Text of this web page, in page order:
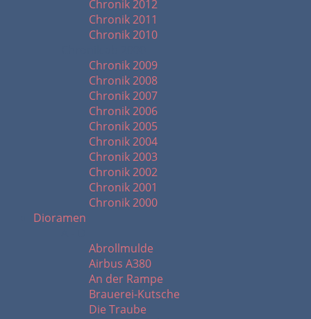
Chronik 2012
Chronik 2011
Chronik 2010
Chronik 2009
Chronik 2008
Chronik 2007
Chronik 2006
Chronik 2005
Chronik 2004
Chronik 2003
Chronik 2002
Chronik 2001
Chronik 2000
Dioramen
Abrollmulde
Airbus A380
An der Rampe
Brauerei-Kutsche
Die Traube